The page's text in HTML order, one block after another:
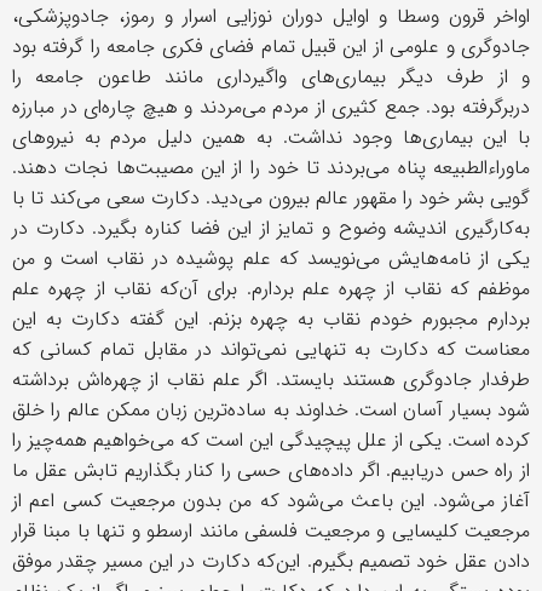
اواخر قرون وسطا و اوایل دوران نوزایی اسرار و رموز، جادوپزشکی،
جادوگری و علومی از این قبیل تمام فضای فکری جامعه را گرفته بود
و از طرف دیگر بیماری‌های واگیرداری مانند طاعون جامعه را
دربرگرفته بود. جمع کثیری از مردم می‌مردند و هیچ چاره‌ای در مبارزه
با این بیماری‌ها وجود نداشت. به همین دلیل مردم به نیروهای
ماوراءالطبیعه پناه می‌بردند تا خود را از این مصیبت‌ها نجات دهند.
گویی بشر خود را مقهور عالم بیرون می‌دید. دکارت سعی می‌کند تا با
به‌کارگیری اندیشه وضوح و تمایز از این فضا کناره بگیرد. دکارت در
یکی از نامه‌هایش می‌نویسد که علم پوشیده در نقاب است و من
موظفم که نقاب از چهره علم بردارم. برای آن‌که نقاب از چهره علم
بردارم مجبورم خودم نقاب به چهره بزنم. این گفته دکارت به این
معناست که دکارت به تنهایی نمی‌تواند در مقابل تمام کسانی که
طرفدار جادوگری هستند بایستد. اگر علم نقاب از چهره‌اش برداشته
شود بسیار آسان است. خداوند به ساده‌ترین زبان ممکن عالم را خلق
کرده است. یکی از علل پیچیدگی این است که می‌خواهیم همه‌چیز را
از راه حس دریابیم. اگر داده‌های حسی را کنار بگذاریم تابش عقل ما
آغاز می‌شود. این باعث می‌شود که من بدون مرجعیت کسی اعم از
مرجعیت کلیسایی و مرجعیت فلسفی مانند ارسطو و تنها با مبنا قرار
دادن عقل خود تصمیم بگیرم. این‌که دکارت در این مسیر چقدر موفق